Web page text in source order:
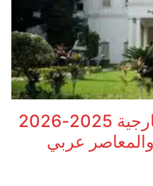
جميع أسعار الكتب الخارجية 2025-2026
والمعاصر عربي